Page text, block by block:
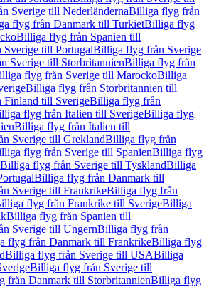
Sverige till NederländernaBilliga flyg från
flyg från Danmark till TurkietBilliga flyg
Billiga flyg från Spanien till
till PortugalBilliga flyg från Sverige
Sverige till StorbritannienBilliga flyg från
flyg från Sverige till MarockoBilliga
Billiga flyg från Storbritannien till
till SverigeBilliga flyg från
flyg från Italien till SverigeBilliga flyg
Billiga flyg från Italien till
Sverige till GreklandBilliga flyg från
flyg från Sverige till SpanienBilliga flyg
Billiga flyg från Sverige till TysklandBilliga
Billiga flyg från Danmark till
Sverige till FrankrikeBilliga flyg från
flyg från Frankrike till SverigeBilliga
Billiga flyg från Spanien till
Sverige till UngernBilliga flyg från
flyg från Danmark till FrankrikeBilliga flyg
Billiga flyg från Sverige till USABilliga
Billiga flyg från Sverige till
från Danmark till StorbritannienBilliga flyg